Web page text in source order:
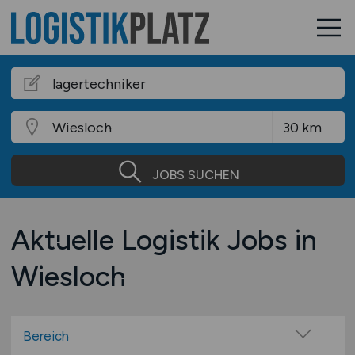
JOBS SUCHEN
Aktuelle Logistik Jobs in
Wiesloch
Bereich